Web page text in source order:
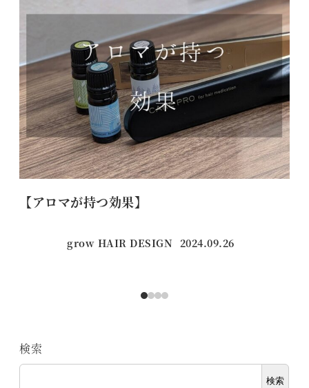
【アロマが持つ効果】
grow HAIR DESIGN 投稿日
2024.09.26
検索
検索